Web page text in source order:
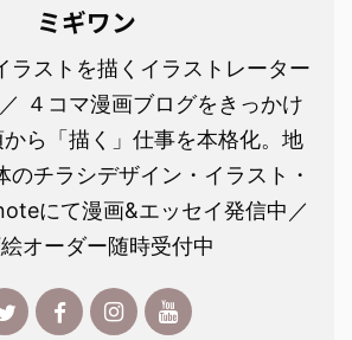
ミギワン
ラストを描くイラストレーター
４コマ漫画ブログをきっかけ
ら「描く」仕事を本格化。地
のチラシデザイン・イラスト・
にて漫画&エッセイ発信中／
オーダー随時受付中